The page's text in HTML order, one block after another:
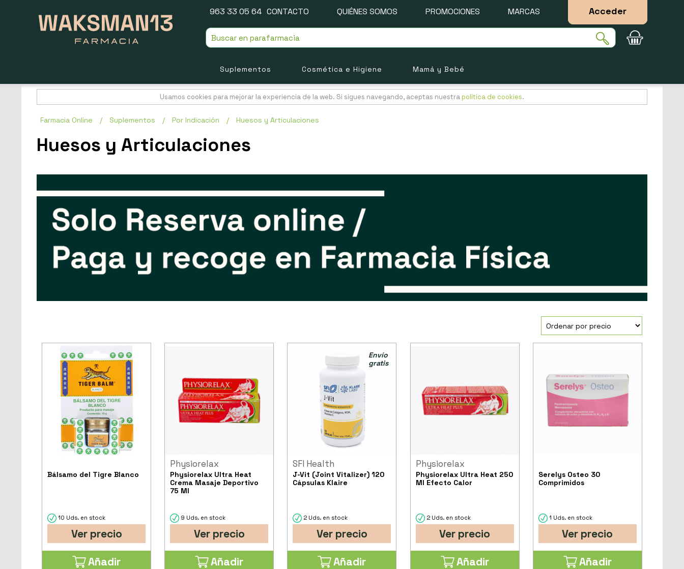
963 33 05 64 CONTACTO QUIÉNES SOMOS PROMOCIONES MARCAS Acceder
Suplementos Cosmética e Higiene Mamá y Bebé
Usamos cookies para mejorar la experiencia de la web. Si sigues navegando, aceptas nuestra política de cookies.
Farmacia Online / Suplementos / Por Indicación / Huesos y Articulaciones
Huesos y Articulaciones
Bálsamo del Tigre Blanco
10 Uds. en stock
Ver precio
Añadir
Physiorelax
Physiorelax Ultra Heat
Crema Masaje Deportivo
75 Ml
9 Uds. en stock
Ver precio
Añadir
SFI Health
J-Vit (Joint Vitalizer) 120
Cápsulas Klaire
Envío
gratis
2 Uds. en stock
Ver precio
Añadir
Physiorelax
Physiorelax Ultra Heat 250
Ml Efecto Calor
2 Uds. en stock
Ver precio
Añadir
Serelys Osteo 30
Comprimidos
1 Uds. en stock
Ver precio
Añadir